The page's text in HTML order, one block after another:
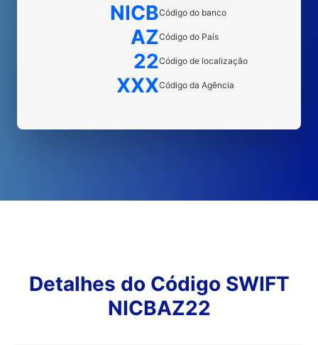
NICBCódigo do banco
AZCódigo do País
22Código de localização
XXXCódigo da Agência
Detalhes do Código SWIFT
NICBAZ22